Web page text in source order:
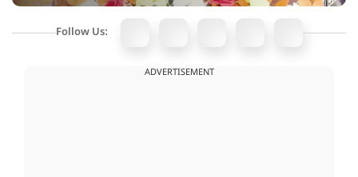
Follow Us:
ADVERTISEMENT